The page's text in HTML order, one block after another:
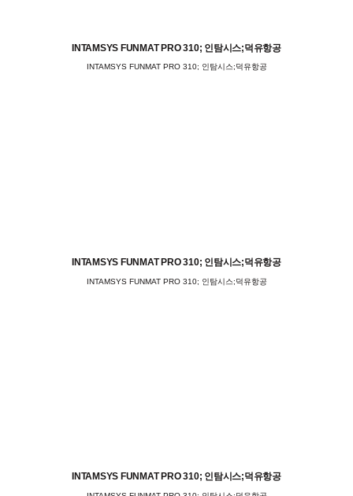
INTAMSYS FUNMAT PRO 310; 인탐시스;덕유항공
INTAMSYS FUNMAT PRO 310; 인탐시스;덕유항공
INTAMSYS FUNMAT PRO 310; 인탐시스;덕유항공
INTAMSYS FUNMAT PRO 310; 인탐시스;덕유항공
INTAMSYS FUNMAT PRO 310; 인탐시스;덕유항공